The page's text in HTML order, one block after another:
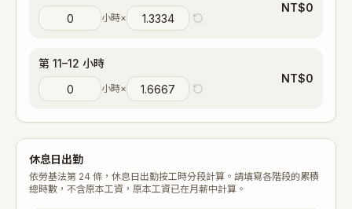
小時×
NT$0
第 11–12 小時
小時×
NT$0
休息日出勤
依勞基法第 24 條，休息日出勤按工時分段計算。請填寫各階段的累積
總時數，不含原本工資，原本工資已在月薪中計算。